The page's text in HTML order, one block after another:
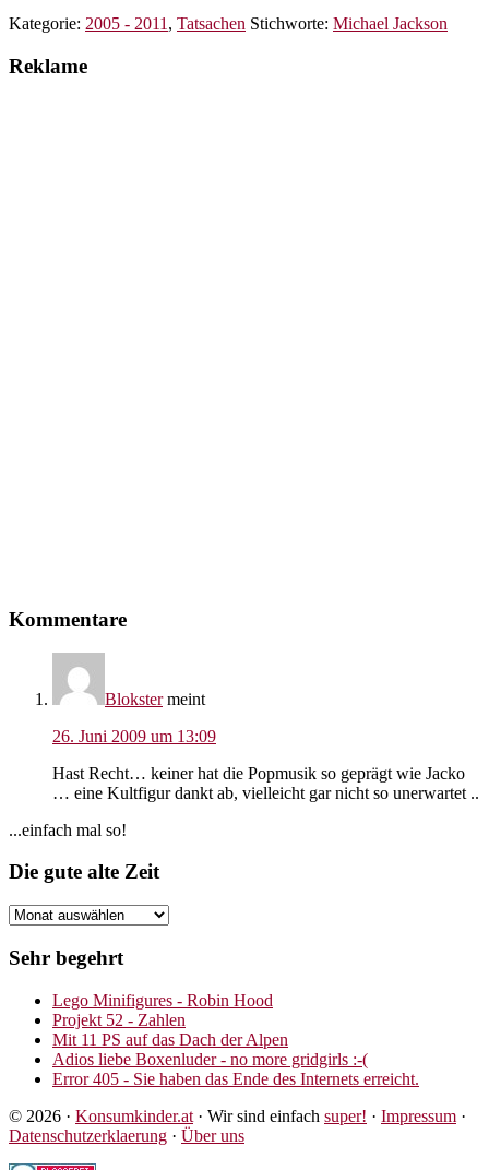
Kategorie: 2005 - 2011 , Tatsachen Stichworte: Michael Jackson
Reklame
Interaktionen
Kommentare
Blokster meint
26. Juni 2009 um 13:09
Hast Recht… keiner hat die Popmusik so geprägt wie Jacko
… eine Kultfigur dankt ab, vielleicht gar nicht so unerwartet ..
Seitenspalte
...einfach mal so!
Footer
Die gute alte Zeit
Die
alte
Sehr begehrt
Lego Minifigures - Robin Hood
Projekt 52 - Zahlen
Mit 11 PS auf das Dach der Alpen
Adios liebe Boxenluder - no more gridgirls :-(
Error 405 - Sie haben das Ende des Internets erreicht.
© 2026 · Konsumkinder.at · Wir sind einfach super! · Impressum ·
Datenschutzerklaerung · Über uns